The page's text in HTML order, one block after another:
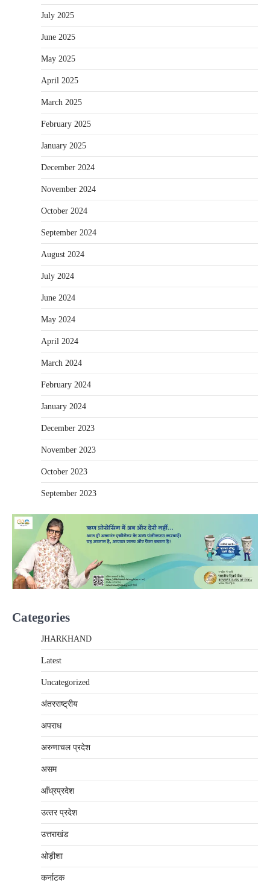
July 2025
June 2025
May 2025
April 2025
March 2025
February 2025
January 2025
December 2024
November 2024
October 2024
September 2024
August 2024
July 2024
June 2024
May 2024
April 2024
March 2024
February 2024
January 2024
December 2023
November 2023
October 2023
September 2023
Categories
JHARKHAND
Latest
Uncategorized
अंतरराष्‍ट्रीय
अपराध
अरुणाचल प्रदेश
असम
आँध्रप्रदेश
उत्‍तर प्रदेश
उत्तराखंड
ओड़ीशा
कर्नाटक